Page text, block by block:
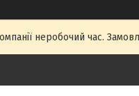
неробочий час.